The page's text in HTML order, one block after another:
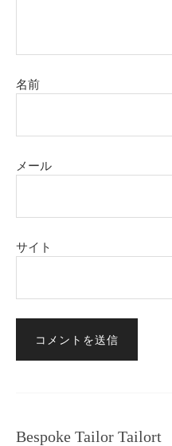
名前
メール
サイト
Bespoke Tailor Tailort